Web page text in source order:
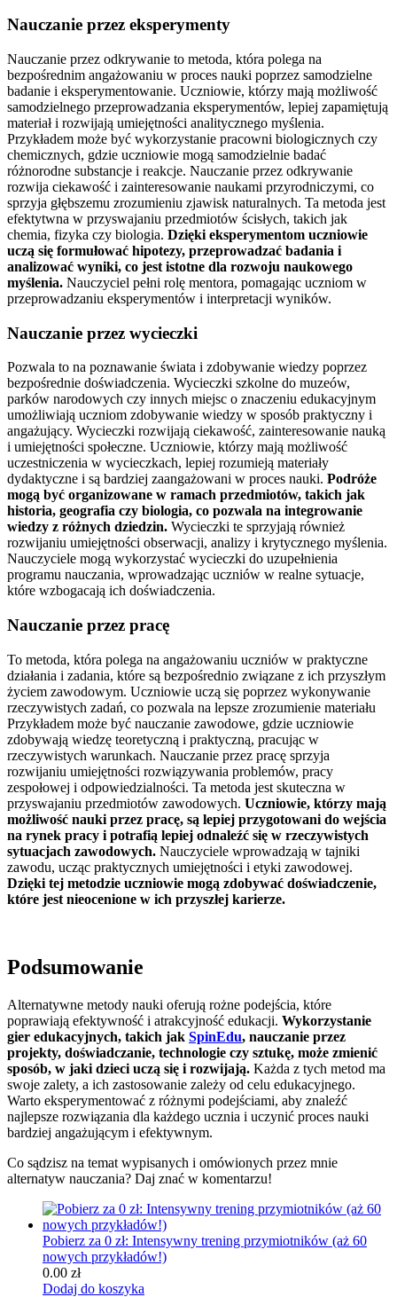
Nauczanie przez eksperymenty
Nauczanie przez odkrywanie to metoda, która polega na
bezpośrednim angażowaniu w proces nauki poprzez samodzielne
badanie i eksperymentowanie. Uczniowie, którzy mają możliwość
samodzielnego przeprowadzania eksperymentów, lepiej zapamiętują
materiał i rozwijają umiejętności analitycznego myślenia.
Przykładem może być wykorzystanie pracowni biologicznych czy
chemicznych, gdzie uczniowie mogą samodzielnie badać
różnorodne substancje i reakcje. Nauczanie przez odkrywanie
rozwija ciekawość i zainteresowanie naukami przyrodniczymi, co
sprzyja głębszemu zrozumieniu zjawisk naturalnych. Ta metoda jest
efektytwna w przyswajaniu przedmiotów ścisłych, takich jak
chemia, fizyka czy biologia. Dzięki eksperymentom uczniowie
uczą się formułować hipotezy, przeprowadzać badania i
analizować wyniki, co jest istotne dla rozwoju naukowego
myślenia. Nauczyciel pełni rolę mentora, pomagając uczniom w
przeprowadzaniu eksperymentów i interpretacji wyników.
Nauczanie przez wycieczki
Pozwala to na poznawanie świata i zdobywanie wiedzy poprzez
bezpośrednie doświadczenia. Wycieczki szkolne do muzeów,
parków narodowych czy innych miejsc o znaczeniu edukacyjnym
umożliwiają uczniom zdobywanie wiedzy w sposób praktyczny i
angażujący. Wycieczki rozwijają ciekawość, zainteresowanie nauką
i umiejętności społeczne. Uczniowie, którzy mają możliwość
uczestniczenia w wycieczkach, lepiej rozumieją materiały
dydaktyczne i są bardziej zaangażowani w proces nauki. Podróże
mogą być organizowane w ramach przedmiotów, takich jak
historia, geografia czy biologia, co pozwala na integrowanie
wiedzy z różnych dziedzin. Wycieczki te sprzyjają również
rozwijaniu umiejętności obserwacji, analizy i krytycznego myślenia.
Nauczyciele mogą wykorzystać wycieczki do uzupełnienia
programu nauczania, wprowadzając uczniów w realne sytuacje,
które wzbogacają ich doświadczenia.
Nauczanie przez pracę
To metoda, która polega na angażowaniu uczniów w praktyczne
działania i zadania, które są bezpośrednio związane z ich przyszłym
życiem zawodowym. Uczniowie uczą się poprzez wykonywanie
rzeczywistych zadań, co pozwala na lepsze zrozumienie materiału
Przykładem może być nauczanie zawodowe, gdzie uczniowie
zdobywają wiedzę teoretyczną i praktyczną, pracując w
rzeczywistych warunkach. Nauczanie przez pracę sprzyja
rozwijaniu umiejętności rozwiązywania problemów, pracy
zespołowej i odpowiedzialności. Ta metoda jest skuteczna w
przyswajaniu przedmiotów zawodowych. Uczniowie, którzy mają
możliwość nauki przez pracę, są lepiej przygotowani do wejścia
na rynek pracy i potrafią lepiej odnaleźć się w rzeczywistych
sytuacjach zawodowych. Nauczyciele wprowadzają w tajniki
zawodu, ucząc praktycznych umiejętności i etyki zawodowej.
Dzięki tej metodzie uczniowie mogą zdobywać doświadczenie,
które jest nieocenione w ich przyszłej karierze.
Podsumowanie
Alternatywne metody nauki oferują rożne podejścia, które
poprawiają efektywność i atrakcyjność edukacji. Wykorzystanie
gier edukacyjnych, takich jak SpinEdu, nauczanie przez
projekty, doświadczanie, technologie czy sztukę, może zmienić
sposób, w jaki dzieci uczą się i rozwijają. Każda z tych metod ma
swoje zalety, a ich zastosowanie zależy od celu edukacyjnego.
Warto eksperymentować z różnymi podejściami, aby znaleźć
najlepsze rozwiązania dla każdego ucznia i uczynić proces nauki
bardziej angażującym i efektywnym.
Co sądzisz na temat wypisanych i omówionych przez mnie
alternatyw nauczania? Daj znać w komentarzu!
Pobierz za 0 zł: Intensywny trening przymiotników (aż 60
nowych przykładów!)
0.00 zł
Dodaj do koszyka